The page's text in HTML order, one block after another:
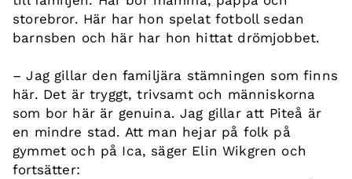
storebror. Här har hon spelat fotboll sedan
barnsben och här har hon hittat drömjobbet.
– Jag gillar den familjära stämningen som finns
här. Det är tryggt, trivsamt och människorna
som bor här är genuina. Jag gillar att Piteå är
en mindre stad. Att man hejar på folk på
gymmet och på Ica, säger Elin Wikgren och
fortsätter: